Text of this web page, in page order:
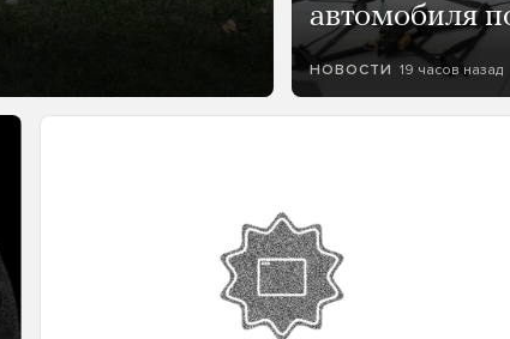
автомобиля
НОВОСТИ 19 часов назад